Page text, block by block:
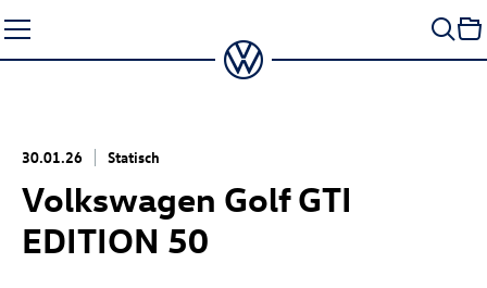
Seiteninhalt
springen
30.01.26 Statisch
Volkswagen Golf GTI
EDITION 50